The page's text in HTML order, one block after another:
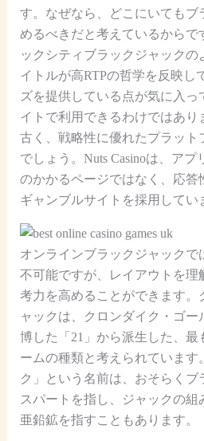
す。なぜなら、どこにいてもブ
めるべきだと考えているからで
ックシティブラックジャックの
イトルが高RTPの哲学を反映し
ズを提供している点が気に入っ
イトで利用できるわけではあり
古く、戦略性に優れたプラット
でしょう。Nuts Casinoは、ア
のかかるページではなく、応答
ギャンブルサイトを採用してい
オンラインブラックジャックで
不可能ですが、レイアウトを理
考力を高めることができます。
ャックは、クロンダイク・ゴー
博した「21」から派生した、最
ームの種類と考えられています
ク」という名前は、おそらくブ
スパートを指し、ジャックの組
亜鉛鉱を指すこともあります。